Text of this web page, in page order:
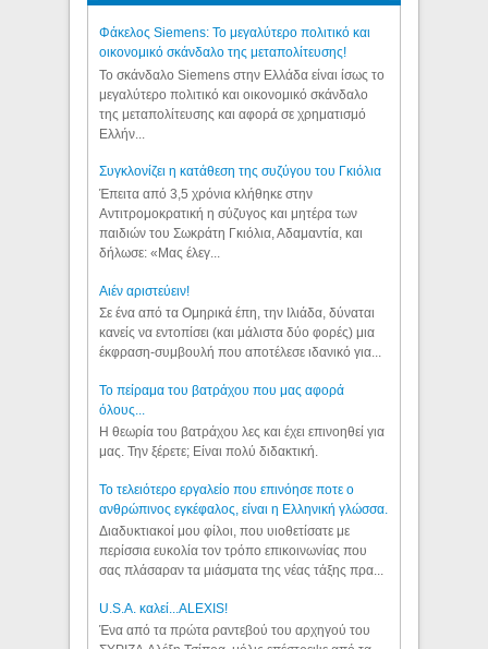
Φάκελος Siemens: Το μεγαλύτερο πολιτικό και
οικονομικό σκάνδαλο της μεταπολίτευσης!
Το σκάνδαλο Siemens στην Ελλάδα είναι ίσως το
μεγαλύτερο πολιτικό και οικονομικό σκάνδαλο
της μεταπολίτευσης και αφορά σε χρηματισμό
Ελλήν...
Συγκλονίζει η κατάθεση της συζύγου του Γκιόλια
Έπειτα από 3,5 χρόνια κλήθηκε στην
Αντιτρομοκρατική η σύζυγος και μητέρα των
παιδιών του Σωκράτη Γκιόλια, Αδαμαντία, και
δήλωσε: «Μας έλεγ...
Aιέν αριστεύειν!
Σε ένα από τα Ομηρικά έπη, την Ιλιάδα, δύναται
κανείς να εντοπίσει (και μάλιστα δύο φορές) μια
έκφραση-συμβουλή που αποτέλεσε ιδανικό για...
Το πείραμα του βατράχου που μας αφορά
όλους...
Η θεωρία του βατράχου λες και έχει επινοηθεί για
μας. Την ξέρετε; Είναι πολύ διδακτική.
Το τελειότερο εργαλείο που επινόησε ποτε ο
ανθρώπινος εγκέφαλος, είναι η Ελληνική γλώσσα.
Διαδυκτιακοί μου φίλοι, που υιοθετίσατε με
περίσσια ευκολία τον τρόπο επικοινωνίας που
σας πλάσαραν τα μιάσματα της νέας τάξης πρα...
U.S.A. καλεί...ALEXIS!
Ένα από τα πρώτα ραντεβού του αρχηγού του